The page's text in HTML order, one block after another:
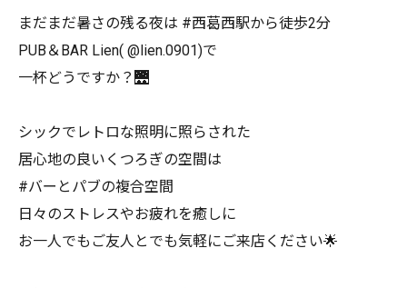
まだまだ暑さの残る夜は #西葛西駅から徒歩2分
PUB＆BAR Lien( @lien.0901)で
一杯どうですか？🌉
シックでレトロな照明に照らされた
居心地の良いくつろぎの空間は
#バーとパブの複合空間
日々のストレスやお疲れを癒しに
お一人でもご友人とでも気軽にご来店ください🌟